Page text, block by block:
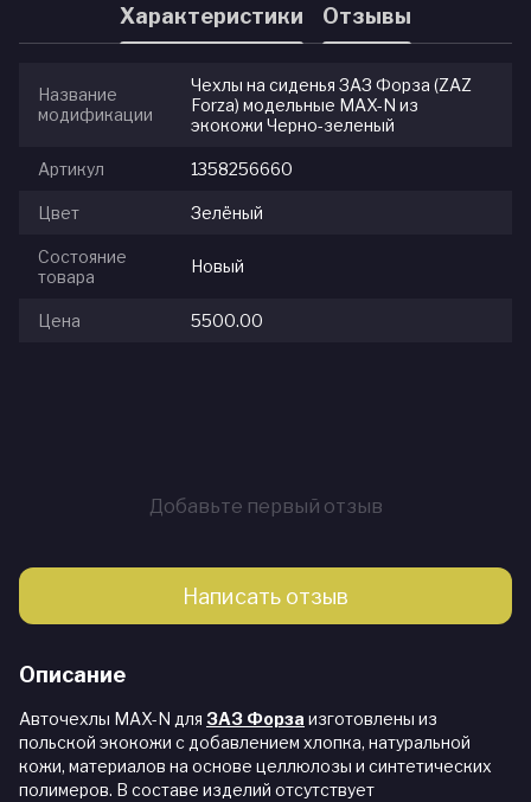
Характеристики Отзывы
Название
модификации
Чехлы на сиденья ЗАЗ Форза (ZAZ
Forza) модельные MAX-N из
экокожи Черно-зеленый
Артикул 1358256660
Цвет Зелёный
Состояние
товара
Новый
Цена 5500.00
Добавьте первый отзыв
Написать отзыв
Описание
Авточехлы MAX-N для ЗАЗ Форза изготовлены из
польской экокожи с добавлением хлопка, натуральной
кожи, материалов на основе целлюлозы и синтетических
полимеров. В составе изделий отсутствует